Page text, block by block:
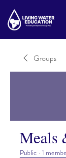
Groups
Meals
Public · 1